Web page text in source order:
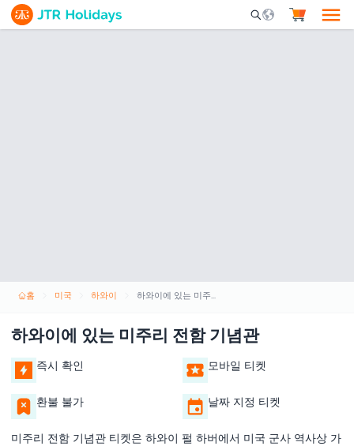
Mobile Search
홈 미국 하와이 하와이에 있는 미주리 전함 기념관
하와이에 있는 미주리 전함 기념관
즉시 확인 모바일 티켓
환불 불가 날짜 지정 티켓
미주리 전함 기념관 티켓은 하와이 펄 하버에서 미국 군사 역사상 가